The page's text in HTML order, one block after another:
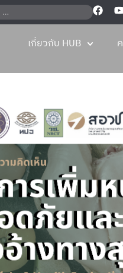
เกี่ยวกับ HUB